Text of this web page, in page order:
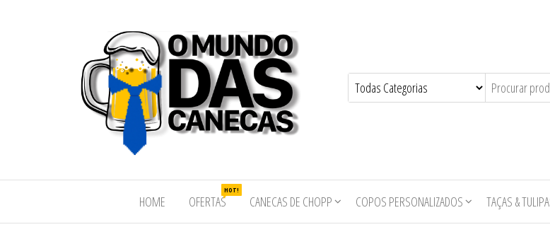
Copos
Personalizados
Personalizados
HOME OFERTAS
HOT!
CANECAS DE CHOPP COPOS PERSONALIZADOS TAÇAS &